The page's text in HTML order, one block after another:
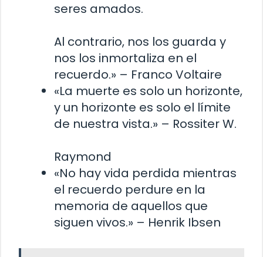
seres amados.
Al contrario, nos los guarda y
nos los inmortaliza en el
recuerdo.» – Franco Voltaire
«La muerte es solo un horizonte,
y un horizonte es solo el límite
de nuestra vista.» – Rossiter W.
Raymond
«No hay vida perdida mientras
el recuerdo perdure en la
memoria de aquellos que
siguen vivos.» – Henrik Ibsen